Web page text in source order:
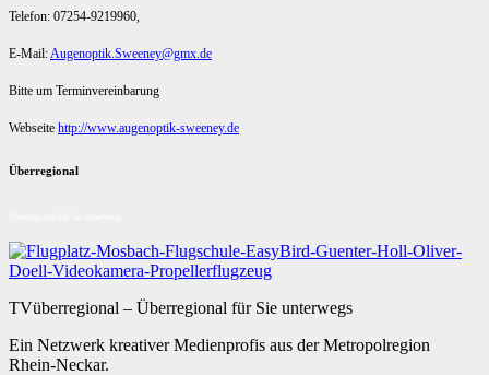
Telefon: 07254-9219960,
E-Mail:Augenoptik.Sweeney@gmx.de
Bitte um Terminvereinbarung
Webseite http://www.augenoptik-sweeney.de
Überregional
TVüberregional – Überregional für Sie unterwegs
Ein Netzwerk kreativer Medienprofis aus der Metropolregion
Rhein-Neckar.